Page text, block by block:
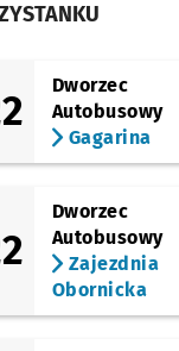
(Zielińskiego)
(Zielińskiego)
Piłsudskiego
(Piłsudskiego)
Pl. Orląt Lwowskich
Pl. Jana Pawła II
(mosty Mieszczańskie)
Kępa Mieszczańska
Dworzec
Autobusowy
Gagarina
Dworzec
Autobusowy
Zajezdnia
Obornicka